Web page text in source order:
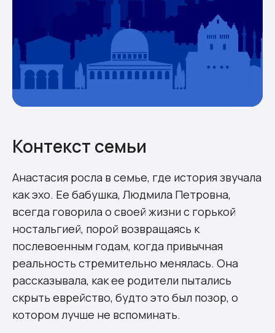
Контекст семьи
Анастасия росла в семье, где история звучала
как эхо. Ее бабушка, Людмила Петровна,
всегда говорила о своей жизни с горькой
ностальгией, порой возвращаясь к
послевоенным годам, когда привычная
реальность стремительно менялась. Она
рассказывала, как ее родители пытались
скрыть еврейство, будто это был позор, о
котором лучше не вспоминать.